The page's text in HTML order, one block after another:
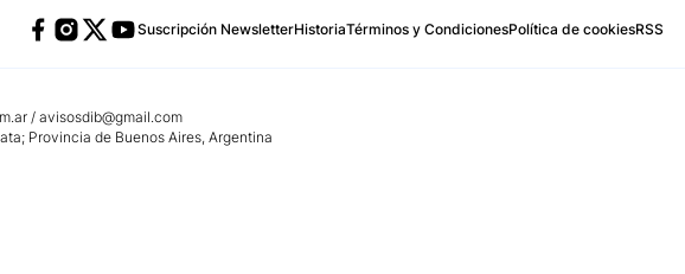
Suscripción NewsletterHistoriaTérminos y CondicionesPolítica de cookiesRSS
/ avisosdib@gmail.com
Provincia de Buenos Aires, Argentina